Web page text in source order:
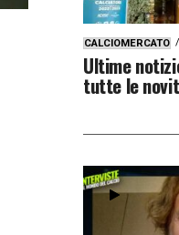
CALCIOMERCATO
Ultime
tutte le